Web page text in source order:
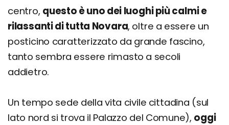
centro, questo è uno dei luoghi più calmi e
rilassanti di tutta Novara, oltre a essere un
posticino caratterizzato da grande fascino,
tanto sembra essere rimasto a secoli
addietro.
Un tempo sede della vita civile cittadina (sul
lato nord si trova il Palazzo del Comune), oggi